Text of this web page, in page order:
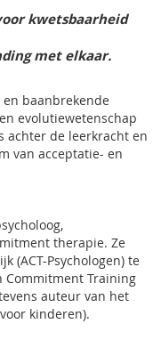
kwetsbaarheid
met elkaar.
baanbrekende
evolutiewetenschap
achter de leerkracht en
van acceptatie- en
therapie. Ze
(ACT-Psychologen) te
Commitment Training
auteur van het
kinderen).